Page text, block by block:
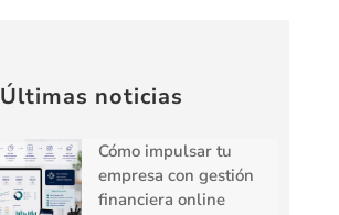
Últimas noticias
Cómo impulsar tu
empresa con gestión
financiera online